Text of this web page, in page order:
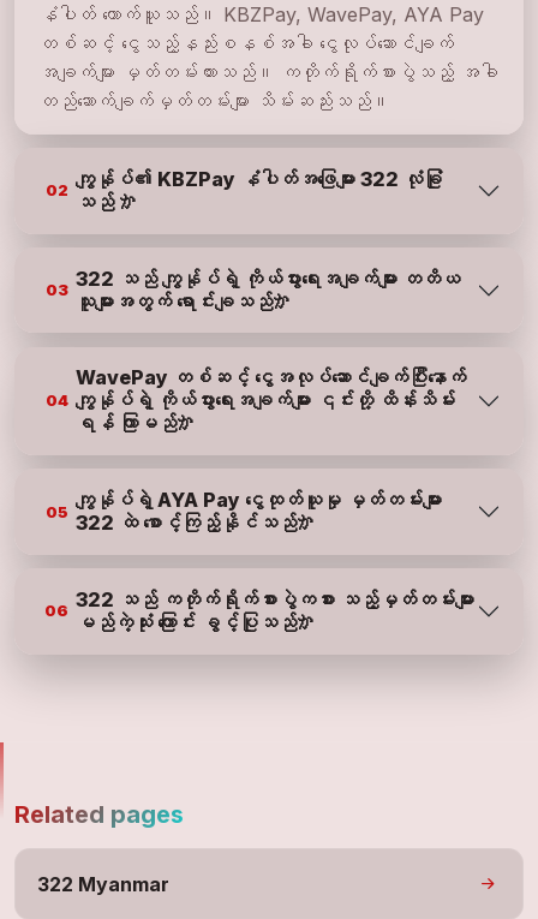
နံပါတ် ကောက်ယူသည်။ KBZPay, WavePay, AYA Pay
တစ်ဆင့် ငွေသည့်နည်းစနစ်အခါ ငွေလုပ်ဆောင်ချက်
အချက်များ မှတ်တမ်းထားသည်။ ကတိုက်ရိုက်စားပွဲသည့် အခါ
တည်ဆောက်ချက်မှတ်တမ်းများ သိမ်းဆည်းသည်။
02 ကျွန်ုပ်၏ KBZPay နံပါတ်အဖြေများ 322 လုံခြုံ
သည် か
03 322 သည် ကျွန်ုပ်ရဲ့ ကိုယ်ပွားရေးအချက်များ တတိယ
သူများအတွက် ရောင်းချသည်か
04
WavePay တစ်ဆင့် ငွေအလုပ်ဆောင်ချက်ပြီးနောက်
ကျွန်ုပ်ရဲ့ ကိုယ်ပွားရေးအချက်များ ၎င်းတို့ ထိန်းသိမ်း
ရန် ကြာမည်か
05 ကျွန်ုပ်ရဲ့ AYA Pay ငွေထုတ်ယူမှု မှတ်တမ်းများ
322 ထဲ စောင့်ကြည့်နိုင်သည်か
06 322 သည် ကတိုက်ရိုက်စားပွဲကစား သည့်မှတ်တမ်းများ
မည်ကဲ့သုံး ကြောင်း ခွင့်ပြုသည်か
Related pages
322 Myanmar